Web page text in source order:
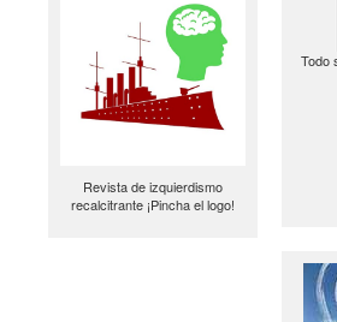
Revista de izquierdismo
recalcitrante ¡Pincha el logo!
Todo